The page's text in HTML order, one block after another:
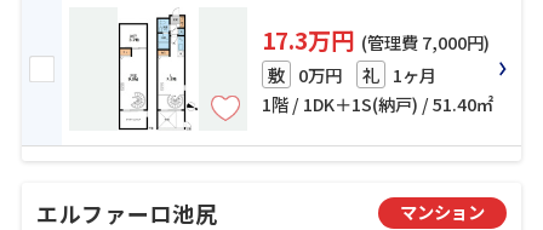
17.3万円 (管理費 7,000円)
敷 0万円 礼 1ヶ月
1階 / 1DK＋1S(納戸) / 51.40㎡
エルファーロ池尻 マンション